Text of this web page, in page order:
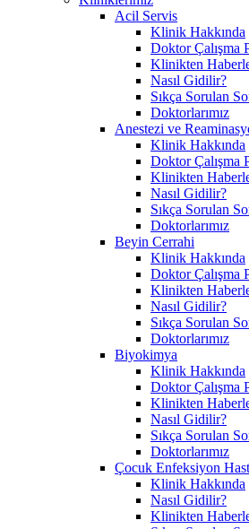
Acil Servis
Klinik Hakkında
Doktor Çalışma
Klinikten
Nasıl Gidilir?
Sıkça Sorulan
Doktorlarımız
Anestezi ve
Klinik Hakkında
Doktor Çalışma
Klinikten
Nasıl Gidilir?
Sıkça Sorulan
Doktorlarımız
Beyin Cerrahi
Klinik Hakkında
Doktor Çalışma
Klinikten
Nasıl Gidilir?
Sıkça Sorulan
Doktorlarımız
Biyokimya
Klinik Hakkında
Doktor Çalışma
Klinikten
Nasıl Gidilir?
Sıkça Sorulan
Doktorlarımız
Çocuk Enfeksiyon
Klinik Hakkında
Nasıl Gidilir?
Klinikten